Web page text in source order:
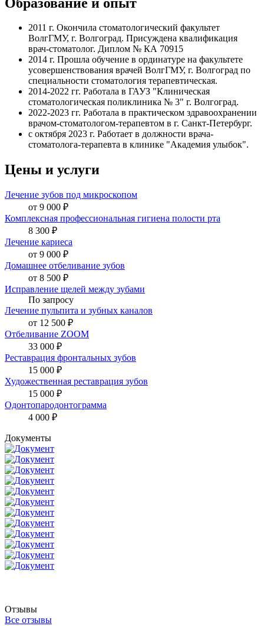
2011 г. Окончила стоматологический факультет
ВолгГМУ, г. Волгоград. Присуждена квалификация
врач-стоматолог. Диплом № КА 70915
2014 г. Прошла обучение в ординатуре на факультете
усовершенствования врачей ВолгГМУ, г. Волгоград по
специальности стоматология терапевтическая.
2014-2022 гг. Работала в ГАУЗ "Клиническая
стоматологическая поликлиника № 3" г. Волгоград.
2022-2023 гг. Работала в практическом здравоохранении
врачом-стоматологом-терапевтом в г. Санкт-Петербург.
с октября 2023 г. Работает в должности врача-
стоматолога-терапевта в клинике "Академия улыбок".
Цены и услуги
Лечение зубов под микроскопом
от 9 000 ₽
Комплексная профессиональная гигиена полости рта
8 300 ₽
Лечение кариеса
от 9 000 ₽
Домашнее отбеливание зубов
от 8 500 ₽
Исправление щелей между зубами
По запросу
Лечение пульпита и зубных каналов
от 12 500 ₽
Отбеливание ZOOM
33 000 ₽
Реставрация фронтальных зубов
15 000 ₽
Художественная реставрация зубов
15 000 ₽
Одонтопародонтограмма
4 000 ₽
Документы
Отзывы
Все отзывы